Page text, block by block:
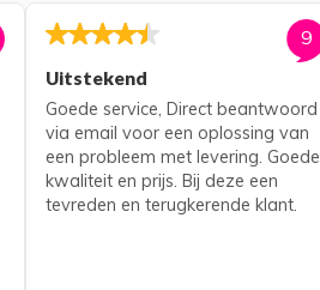
9
Uitstekend
Goede service, Direct beantwoord
via email voor een oplossing van
een probleem met levering. Goede
kwaliteit en prijs. Bij deze een
tevreden en terugkerende klant.